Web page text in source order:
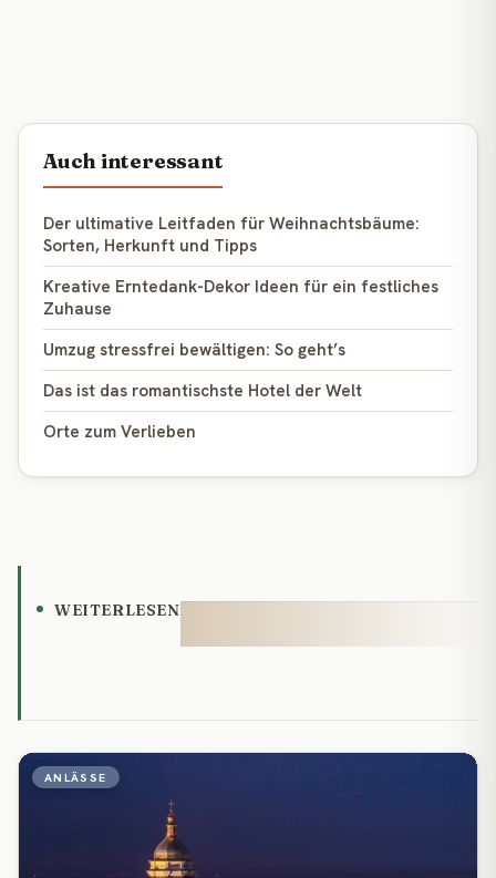
Auch interessant
Der ultimative Leitfaden für Weihnachtsbäume:
Sorten, Herkunft und Tipps
Kreative Erntedank-Dekor Ideen für ein festliches
Zuhause
Umzug stressfrei bewältigen: So geht’s
Das ist das romantischste Hotel der Welt
Orte zum Verlieben
WEITERLESEN
ANLÄSSE